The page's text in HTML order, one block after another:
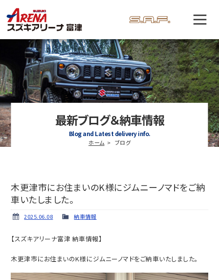
最新ブログ＆納車情報
Blog and Latest delivery info.
ホーム ブログ
木更津市にお住まいのK様にジムニーノマドをご納
車いたしました。
2025.06.08 納車情報
【スズキアリーナ富津 納車情報】
木更津市にお住まいのK様にジムニーノマドをご納車いたしました。